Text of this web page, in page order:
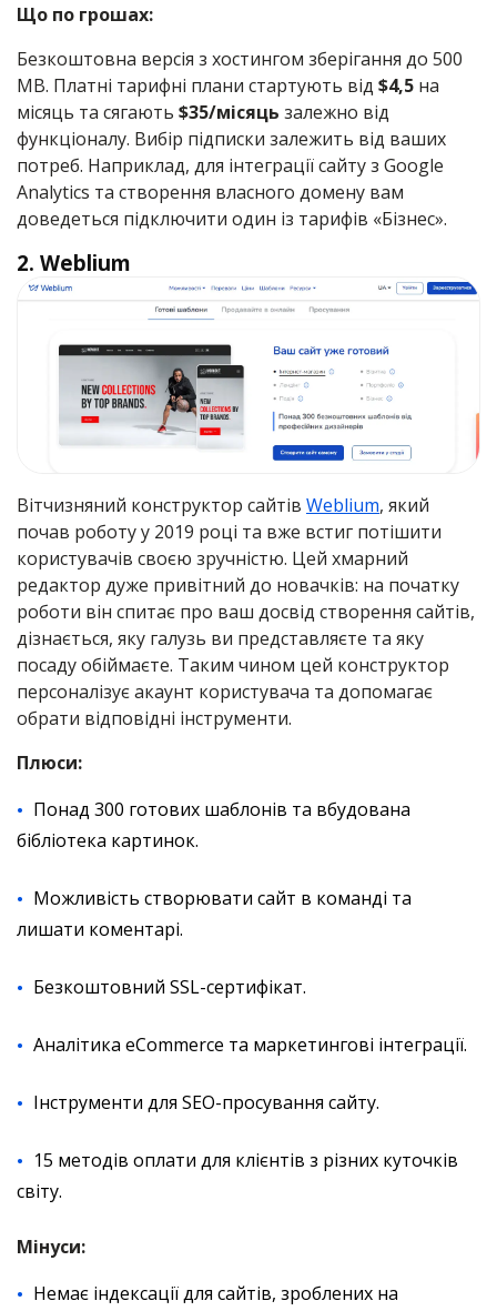
Що по грошах:
Безкоштовна версія з хостингом зберігання до 500
MB. Платні тарифні плани стартують від $4,5 на
місяць та сягають $35/місяць залежно від
функціоналу. Вибір підписки залежить від ваших
потреб. Наприклад, для інтеграції сайту з Google
Analytics та створення власного домену вам
доведеться підключити один із тарифів «‎Бізнес».
2. Weblium
Вітчизняний конструктор сайтів Weblium, який
почав роботу у 2019 році та вже встиг потішити
користувачів своєю зручністю. Цей хмарний
редактор дуже привітний до новачків: на початку
роботи він спитає про ваш досвід створення сайтів,
дізнається, яку галузь ви представляєте та яку
посаду обіймаєте. Таким чином цей конструктор
персоналізує акаунт користувача та допомагає
обрати відповідні інструменти.
Плюси:
Понад 300 готових шаблонів та вбудована
бібліотека картинок.
Можливість створювати сайт в команді та
лишати коментарі.
Безкоштовний SSL-сертифікат.
Аналітика eCommerce та маркетингові інтеграції.
Інструменти для SEO-просування сайту.
15 методів оплати для клієнтів з різних куточків
світу.
Мінуси:
Немає індексації для сайтів, зроблених на